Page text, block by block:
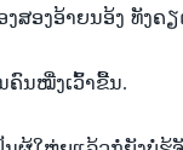
ງສອງອ້າຍນອ້ງ ທັງຄຽ
ຄົນໝື່ງເວົ້າຂື້ນ.